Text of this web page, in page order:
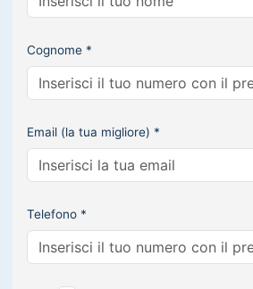
Cognome *
Email (la tua migliore) *
Telefono *